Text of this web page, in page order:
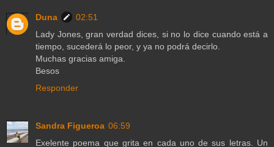
Duna
02:51
Lady Jones, gran verdad dices, si no lo dice cuando está a
tiempo, sucederá lo peor, y ya no podrá decirlo.
Muchas gracias amiga.
Besos
Responder
Sandra Figueroa 06:59
Exelente poema que grita en cada uno de sus letras. Un